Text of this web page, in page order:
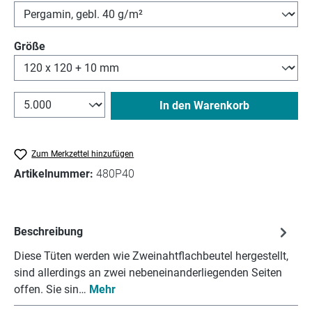
Größeauswählen
In den Warenkorb
Zum Merkzettel hinzufügen
Artikelnummer: 480P40
Beschreibung
Diese Tüten werden wie Zweinahtflachbeutel hergestellt,
sind allerdings an zwei nebeneinanderliegenden Seiten
offen. Sie sin… Mehr